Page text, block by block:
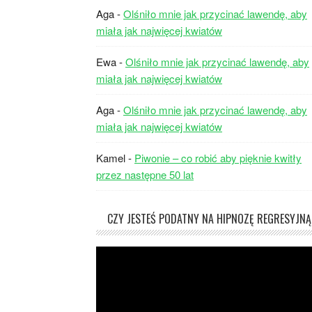
Aga-Olśniło mnie jak przycinać lawendę, aby
miała jak najwięcej kwiatów
Ewa-Olśniło mnie jak przycinać lawendę, aby
miała jak najwięcej kwiatów
Aga-Olśniło mnie jak przycinać lawendę, aby
miała jak najwięcej kwiatów
Kamel- Piwonie – co robić aby pięknie kwitły
przez następne 50 lat
CZY JESTEŚ PODATNY NA HIPNOZĘ